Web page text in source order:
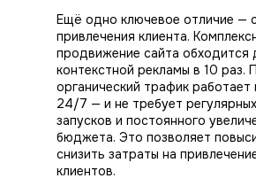
Ещё одно ключевое отличие —
привлечения клиента.
продвижение сайта обходится
контекстной рекламы в 10 раз.
органический трафик
24/7 — и не требует
запусков и постоянного
бюджета. Это позволяет
снизить затраты на
клиентов.